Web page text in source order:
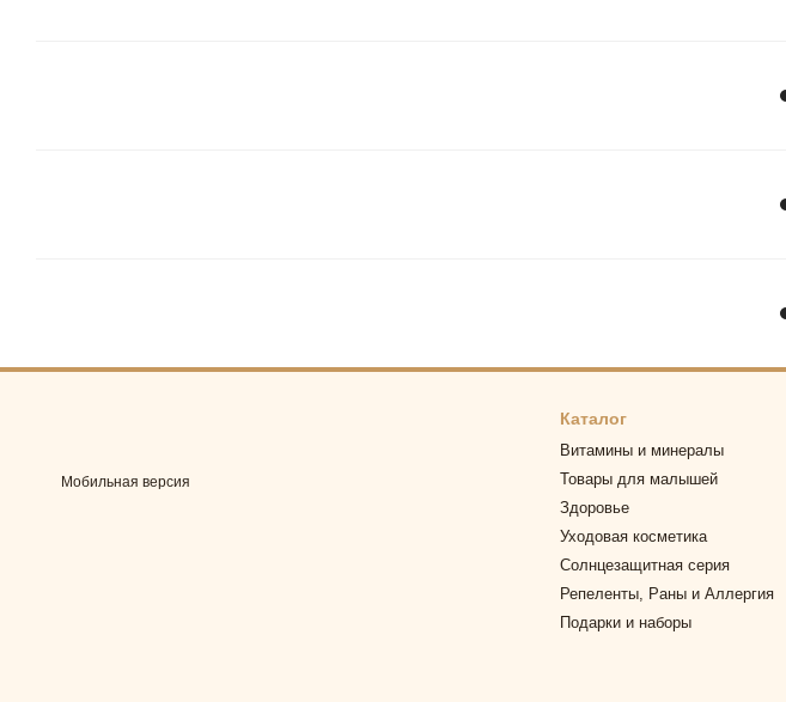
Мобильная версия
Каталог
Витамины и минералы
Товары для малышей
Здоровье
Уходовая косметика
Солнцезащитная серия
Репеленты, Раны и Аллергия
Подарки и наборы